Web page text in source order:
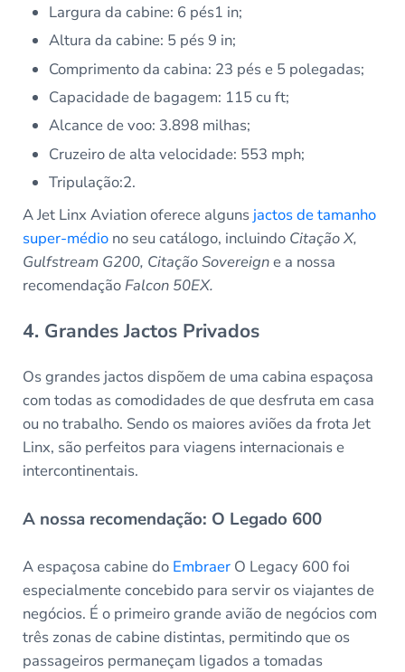
Largura da cabine: 6 pés1 in;
Altura da cabine: 5 pés 9 in;
Comprimento da cabina: 23 pés e 5 polegadas;
Capacidade de bagagem: 115 cu ft;
Alcance de voo: 3.898 milhas;
Cruzeiro de alta velocidade: 553 mph;
Tripulação:2.
A Jet Linx Aviation oferece alguns jactos de tamanho
super-médiono seu catálogo, incluindo Citação X,
Gulfstream G200, Citação Sovereigne a nossa
recomendação Falcon 50EX.
4. Grandes Jactos Privados
Os grandes jactos dispõem de uma cabina espaçosa
com todas as comodidades de que desfruta em casa
ou no trabalho. Sendo os maiores aviões da frota Jet
Linx, são perfeitos para viagens internacionais e
intercontinentais.
A nossa recomendação: O Legado 600
A espaçosa cabine do EmbraerO Legacy 600 foi
especialmente concebido para servir os viajantes de
negócios. É o primeiro grande avião de negócios com
três zonas de cabine distintas, permitindo que os
passageiros permaneçam ligados a tomadas